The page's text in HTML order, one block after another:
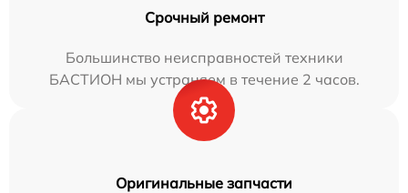
Срочный ремонт
Большинство неисправностей техники
БАСТИОН мы устраняем в течение 2 часов.
Оригинальные запчасти